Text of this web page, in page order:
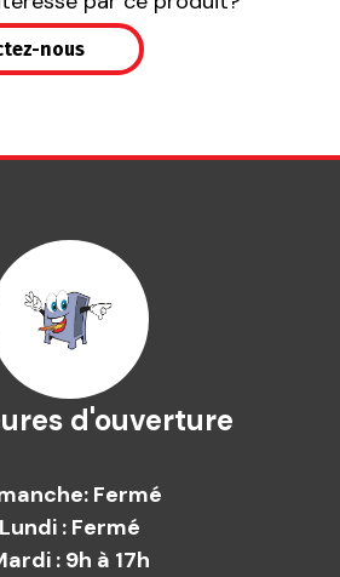
nous
d'ouverture
Fermé
Lundi : Fermé
: 9h à 17h